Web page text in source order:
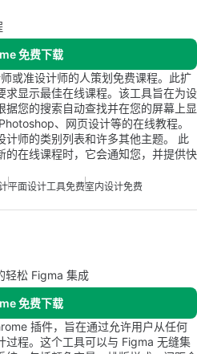
免费下载
或准设计师的人策划免费课程。此扩
求显示最佳在线课程。该工具旨在为设
您的搜索自动查找并在您的屏幕上显
、网页设计等的在线教程。
计师的类别列表和许多其他主题。 此
的在线课程时，它会通知您，并提供快
平面设计工具免费室内设计免费
松 Figma 集成
免费下载
插件，旨在通过允许用户从任何
过程。这个工具可以与 Figma 无缝集